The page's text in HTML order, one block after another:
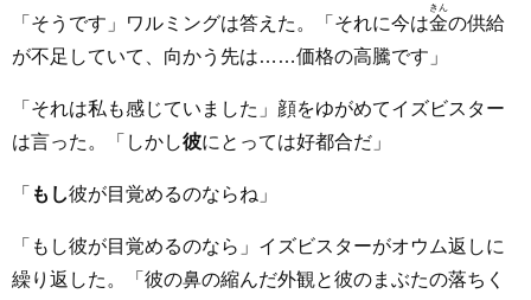
「そうです」ワルミングは答えた。「それに今は金
きん
の供給
が不足していて、向かう先は……価格の高騰です」
「それは私も感じていました」顔をゆがめてイズビスター
は言った。「しかし彼にとっては好都合だ」
「 もし彼が目覚めるのならね」
「もし彼が目覚めるのなら」イズビスターがオウム返しに
繰り返した。「彼の鼻の縮んだ外観と彼のまぶたの落ちく